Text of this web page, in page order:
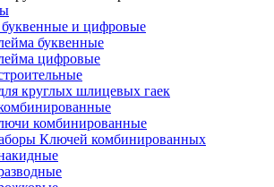
и цифровые
буквенные
цифровые
круглых шлицевых гаек
комбинированные
Ключей комбинированных